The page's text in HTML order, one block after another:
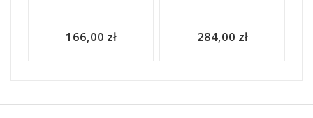
166,00 zł 284,00 zł